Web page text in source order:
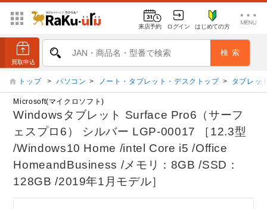
来店予約 ログイン はじめての方
トップ > パソコン > ノート・タブレット・デスクトップ > タブレッ
Microsoft(マイクロソフト)
Windowsタブレット Surface Pro6（サーフ
ェスプロ6） シルバー LGP-00017 ［12.3型
/Windows10 Home /intel Core i5 /Office
HomeandBusiness /メモリ：8GB /SSD：
128GB /2019年1月モデル］